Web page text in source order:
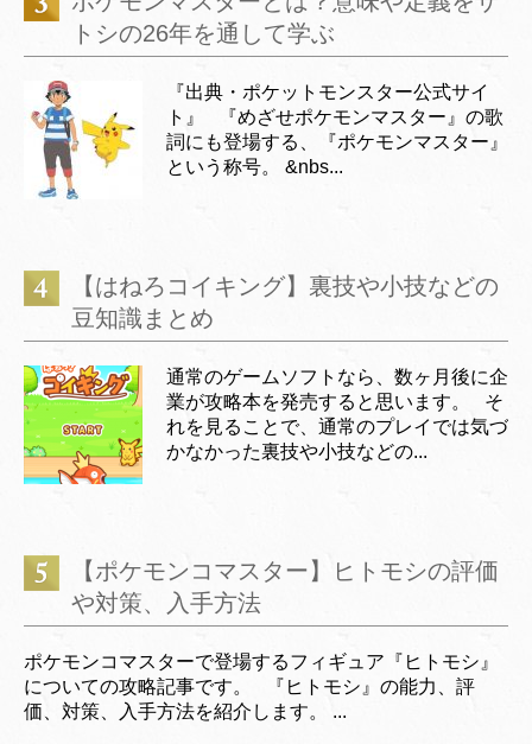
トシの26年を通して学ぶ
『出典・ポケットモンスター公式サイ
ト』 『めざせポケモンマスター』の歌
詞にも登場する、『ポケモンマスター』
という称号。 &nbs...
【はねろコイキング】裏技や小技などの
豆知識まとめ
通常のゲームソフトなら、数ヶ月後に企
業が攻略本を発売すると思います。 そ
れを見ることで、通常のプレイでは気づ
かなかった裏技や小技などの...
【ポケモンコマスター】ヒトモシの評価
や対策、入手方法
ポケモンコマスターで登場するフィギュア『ヒトモシ』
についての攻略記事です。 『ヒトモシ』の能力、評
価、対策、入手方法を紹介します。 ...